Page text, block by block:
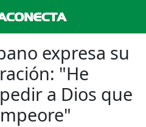
expresa su
"He
a Dios que